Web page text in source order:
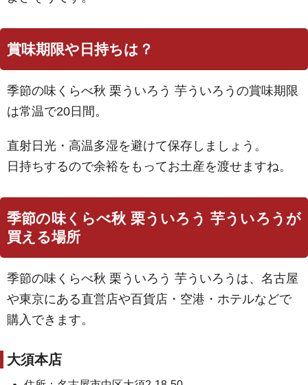
賞味期限や日持ちは？
季節の味くらべ秋 栗ういろう 芋ういろうの賞味期限
は常温で20日間。
直射日光・高温多湿を避けて保存しましょう。
日持ちするので余裕をもってお土産を渡せますね。
季節の味くらべ秋 栗ういろう 芋ういろうが
買える場所
季節の味くらべ秋 栗ういろう 芋ういろうは、名古屋
や東京にある直営店や百貨店・空港・ホテルなどで
購入できます。
大須本店